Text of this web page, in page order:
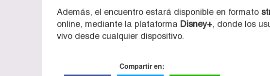
Además, el encuentro estará disponible en formato
online, mediante la plataforma Disney+, donde los
vivo desde cualquier dispositivo.
Compartir en: